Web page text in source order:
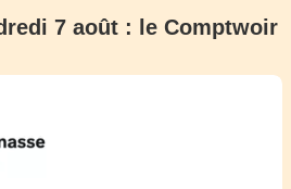
7 août : le Comptwoir